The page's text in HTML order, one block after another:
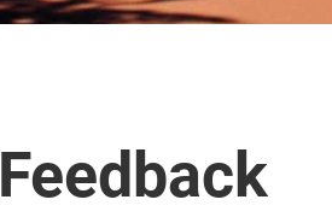
Feedback